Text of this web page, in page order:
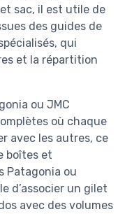
sac, il est utile de
des guides de
qui
et la répartition
ou JMC
où chaque
avec les autres, ce
boîtes et
Patagonia ou
d’associer un gilet
avec des volumes